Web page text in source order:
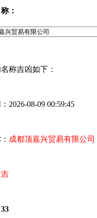
：
称吉凶如下：
08-09 00:59:45
成都顶嘉兴贸易有限公司
33